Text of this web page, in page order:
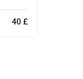
40 £